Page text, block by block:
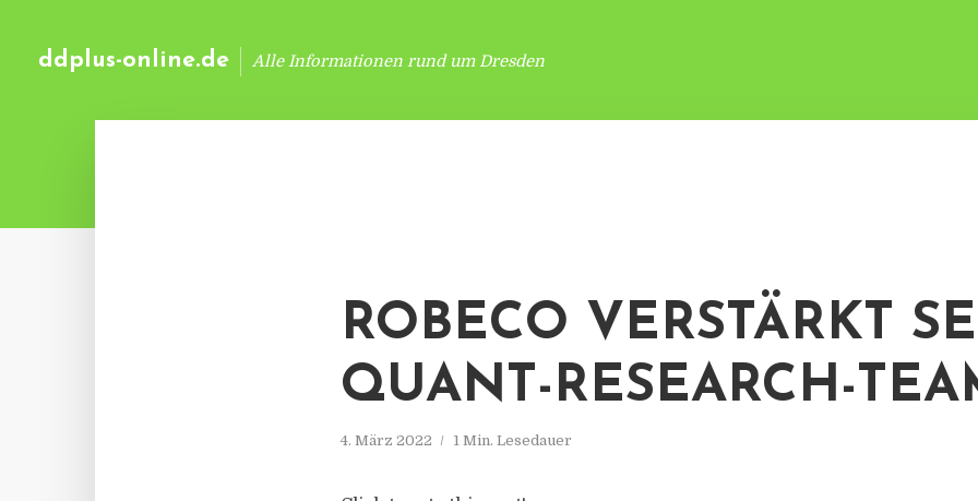
ddplus-online.de Alle Informationen rund um Dresden
ROBECO VERSTÄRKT
QUANT-RESEARCH-
4. März 2022 1 Min. Lesedauer